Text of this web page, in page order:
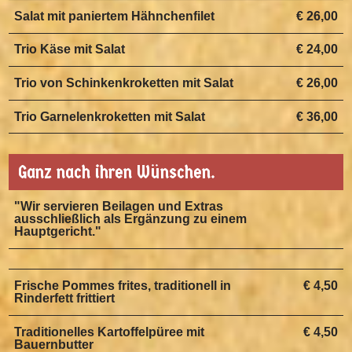
€ 26,00
Salat mit paniertem Hähnchenfilet
€ 24,00
Trio Käse mit Salat
€ 26,00
Trio von Schinkenkroketten mit Salat
€ 36,00
Trio Garnelenkroketten mit Salat
Ganz nach ihren Wünschen.
"Wir servieren Beilagen und Extras
ausschließlich als Ergänzung zu einem
Hauptgericht."
€ 4,50
Frische Pommes frites, traditionell in
Rinderfett frittiert
€ 4,50
Traditionelles Kartoffelpüree mit
Bauernbutter